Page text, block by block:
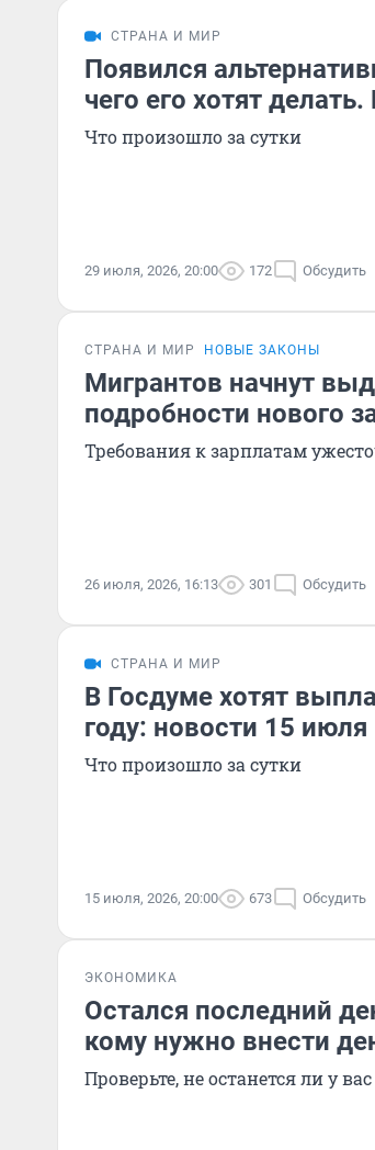
СТРАНА И МИР
Появился
чего его хотят
Что произошло за сутки
29 июля, 2026, 20:00 172 Обсудить
СТРАНА И МИР НОВЫЕ ЗАКОНЫ
Мигрантов начнут
подробности нового
Требования к зарплатам
26 июля, 2026, 16:13 301 Обсудить
СТРАНА И МИР
В Госдуме хотят
году: новости 15 июля
Что произошло за сутки
15 июля, 2026, 20:00 673 Обсудить
ЭКОНОМИКА
Остался последний
кому нужно внести
Проверьте, не останется ли у